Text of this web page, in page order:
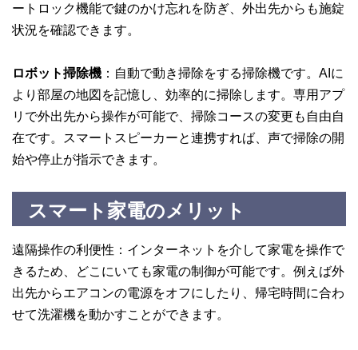
ートロック機能で鍵のかけ忘れを防ぎ、外出先からも施錠
状況を確認できます。
ロボット掃除機 ：自動で動き掃除をする掃除機です。AIに
より部屋の地図を記憶し、効率的に掃除します。専用アプ
リで外出先から操作が可能で、掃除コースの変更も自由自
在です。スマートスピーカーと連携すれば、声で掃除の開
始や停止が指示できます。
スマート家電のメリット
遠隔操作の利便性：インターネットを介して家電を操作で
きるため、どこにいても家電の制御が可能です。例えば外
出先からエアコンの電源をオフにしたり、帰宅時間に合わ
せて洗濯機を動かすことができます。